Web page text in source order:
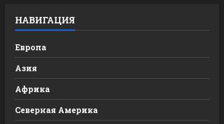
НАВИГАЦИЯ
Европа
Азия
Африка
Северная Америка